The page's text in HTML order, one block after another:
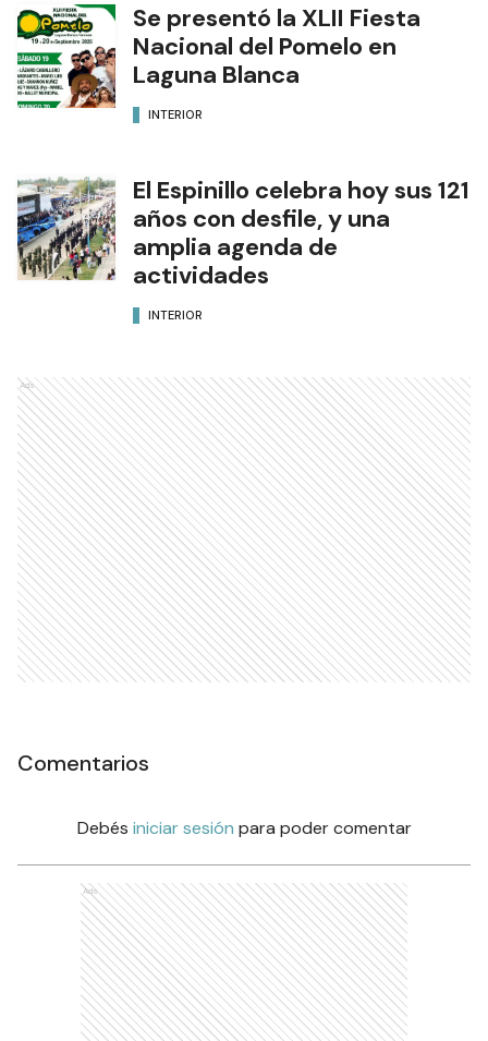
Se presentó la XLII Fiesta
Nacional del Pomelo en
Laguna Blanca
INTERIOR
El Espinillo celebra hoy sus 121
años con desfile, y una
amplia agenda de
actividades
INTERIOR
Ads
Comentarios
Debés iniciar sesión para poder comentar
Ads